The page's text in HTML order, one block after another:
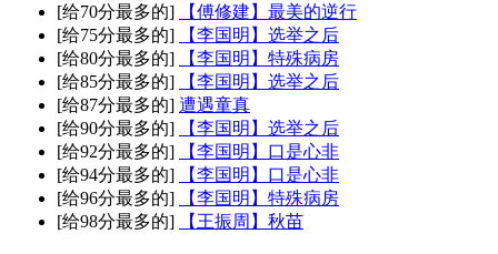
[给70分最多的]
【傅修建】最美的逆行
[给75分最多的]
【李国明】选举之后
[给80分最多的]
【李国明】特殊病房
[给85分最多的]
【李国明】选举之后
[给87分最多的] 遭遇童真
[给90分最多的]
【李国明】选举之后
[给92分最多的]
【李国明】口是心非
[给94分最多的]
【李国明】口是心非
[给96分最多的]
【李国明】特殊病房
[给98分最多的]
【王振周】秋苗